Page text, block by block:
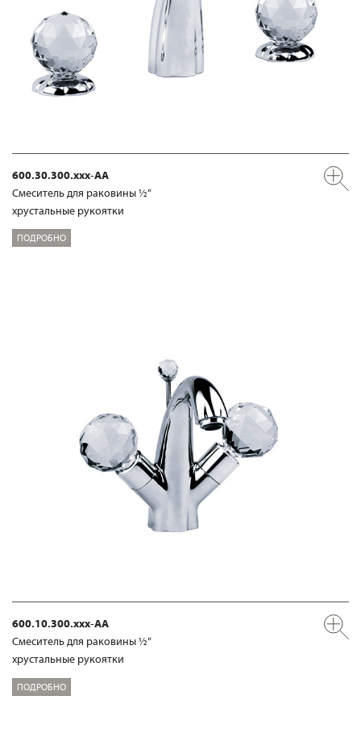
600.30.300.xxx-AA
Смеситель для раковины ½“
хрустальные рукоятки
ПОДРОБНО
600.10.300.xxx-AA
Смеситель для раковины ½“
хрустальные рукоятки
ПОДРОБНО